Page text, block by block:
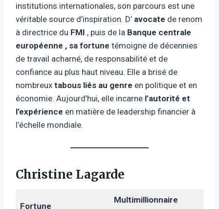
institutions internationales, son parcours est une
véritable source d’inspiration. D’ avocate de renom
à directrice du FMI , puis de la Banque centrale
européenne , sa fortune témoigne de décennies
de travail acharné, de responsabilité et de
confiance au plus haut niveau. Elle a brisé de
nombreux tabous liés au genre en politique et en
économie. Aujourd’hui, elle incarne l’autorité et
l’expérience en matière de leadership financier à
l’échelle mondiale.
Christine Lagarde
Fortune
Multimillionnaire